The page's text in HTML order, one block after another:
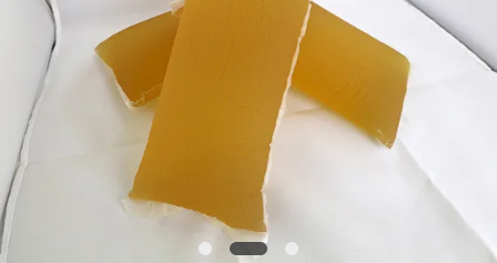
का
अनुरोध
करें
साइटमैप
गोपनीयता